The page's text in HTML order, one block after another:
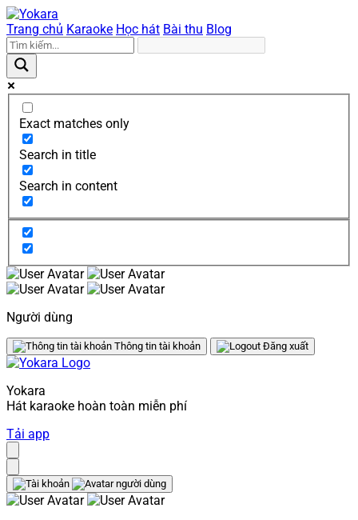
Trang chủ Karaoke Học hát Bài thu Blog
Exact matches only
Search in title
Search in content
Người dùng
Thông tin tài khoản Đăng xuất
Yokara
Hát karaoke hoàn toàn miễn phí
Tải app